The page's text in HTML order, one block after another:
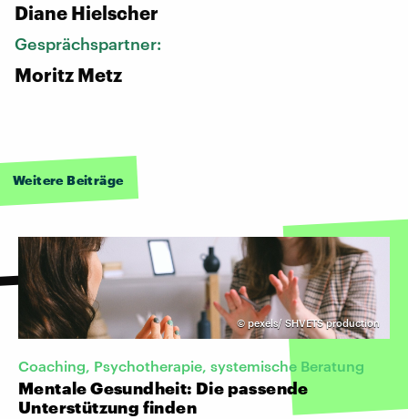
Diane Hielscher
Gesprächspartner:
Moritz Metz
Weitere Beiträge
© pexels/ SHVETS production
Coaching, Psychotherapie, systemische Beratung
Mentale Gesundheit: Die passende
Unterstützung finden